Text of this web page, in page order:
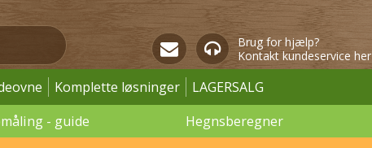
Brug for hjælp?
Kontakt kundeservice her
Komplette løsninger LAGERSALG
- guide Hegnsberegner